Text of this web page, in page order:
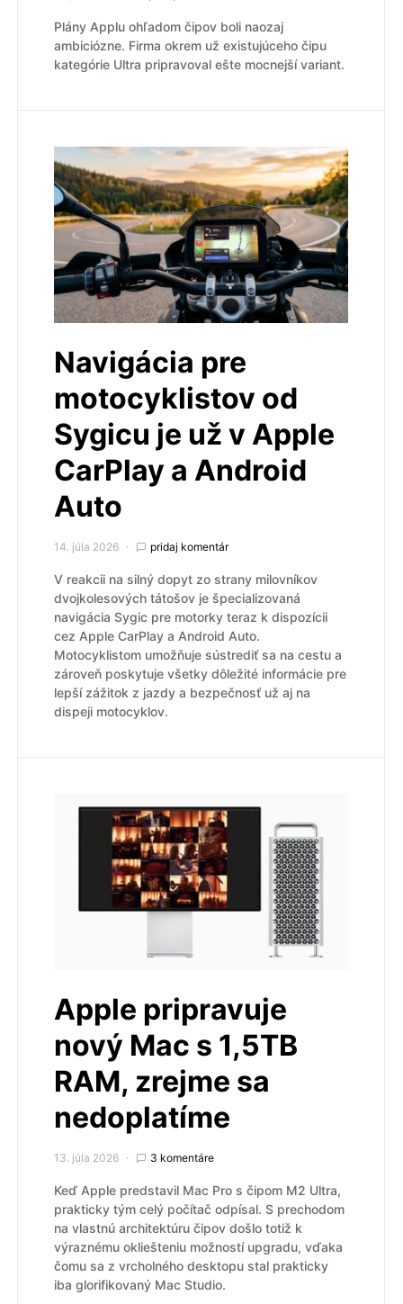
Plány Applu ohľadom čipov boli naozaj
ambiciózne. Firma okrem už existujúceho čipu
kategórie Ultra pripravoval ešte mocnejší variant.
Navigácia pre
motocyklistov od
Sygicu je už v Apple
CarPlay a Android
Auto
14. júla 2026 pridaj komentár
V reakcii na silný dopyt zo strany milovníkov
dvojkolesových tátošov je špecializovaná
navigácia Sygic pre motorky teraz k dispozícii
cez Apple CarPlay a Android Auto.
Motocyklistom umožňuje sústrediť sa na cestu a
zároveň poskytuje všetky dôležité informácie pre
lepší zážitok z jazdy a bezpečnosť už aj na
dispeji motocyklov.
Apple pripravuje
nový Mac s 1,5TB
RAM, zrejme sa
nedoplatíme
13. júla 2026 3 komentáre
Keď Apple predstavil Mac Pro s čipom M2 Ultra,
prakticky tým celý počítač odpísal. S prechodom
na vlastnú architektúru čipov došlo totiž k
výraznému okliešteniu možností upgradu, vďaka
čomu sa z vrcholného desktopu stal prakticky
iba glorifikovaný Mac Studio.